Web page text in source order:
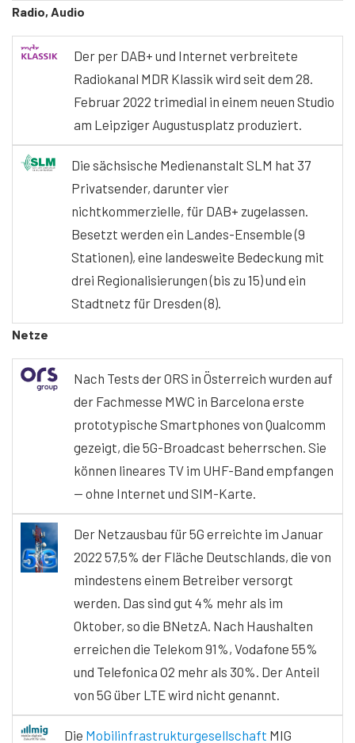
Radio, Audio
Der per DAB+ und Internet verbreitete
Radiokanal MDR Klassik wird seit dem 28.
Februar 2022 trimedial in einem neuen Studio
am Leipziger Augustusplatz produziert.
Die sächsische Medienanstalt SLM hat 37
Privatsender, darunter vier
nichtkommerzielle, für DAB+ zugelassen.
Besetzt werden ein Landes-Ensemble (9
Stationen), eine landesweite Bedeckung mit
drei Regionalisierungen (bis zu 15) und ein
Stadtnetz für Dresden (8).
Netze
Nach Tests der ORS in Österreich wurden auf
der Fachmesse MWC in Barcelona erste
prototypische Smartphones von Qualcomm
gezeigt, die 5G-Broadcast beherrschen. Sie
können lineares TV im UHF-Band empfangen
— ohne Internet und SIM-Karte.
Der Netzausbau für 5G erreichte im Januar
2022 57,5% der Fläche Deutschlands, die von
mindestens einem Betreiber versorgt
werden. Das sind gut 4% mehr als im
Oktober, so die BNetzA. Nach Haushalten
erreichen die Telekom 91%, Vodafone 55%
und Telefonica O2 mehr als 30%. Der Anteil
von 5G über LTE wird nicht genannt.
Die Mobilinfrastrukturgesellschaft MIG